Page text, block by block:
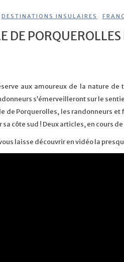
DESTINATIONS INSULAIRES
DE
aux amoureux de la nature
s’émerveilleront sur le
de Porquerolles, les randonneurs
sa côte sud ! Deux articles, en cours
laisse découvrir en vidéo la